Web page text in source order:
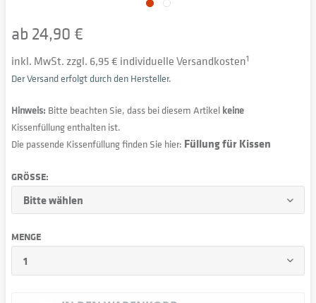
ab 24,90 €
inkl. MwSt. zzgl. 6,95 € individuelle Versandkosten1
Der Versand erfolgt durch den Hersteller.
Hinweis: Bitte beachten Sie, dass bei diesem Artikel keine
Kissenfüllung enthalten ist.
Die passende Kissenfüllung finden Sie hier: Füllung für Kissen
GRÖSSE:
MENGE